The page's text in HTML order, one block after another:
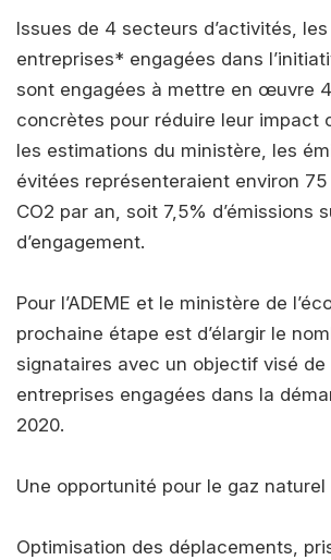
Issues de 4 secteurs d’activités,
entreprises* engagées dans
sont engagées à mettre en œuvre
concrètes pour réduire leur impact
les estimations du ministère, les
évitées représenteraient environ
CO2 par an, soit 7,5% d’émissions
d’engagement.
Pour l’ADEME et le ministère de
prochaine étape est d’élargir le
signataires avec un objectif visé de
entreprises engagées dans la
2020.
Une opportunité pour le gaz naturel
Optimisation des déplacements,